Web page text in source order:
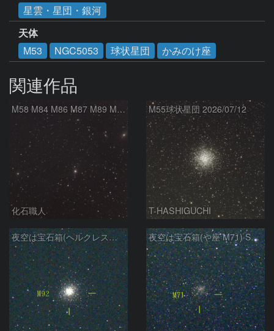
星雲・星団・銀河
天体
M53
NGC5053 球状星団 かみのけ座
関連作品
M58 M84 M86 M87 M89 M90 マルカリアンの銀河鎖 おとめ座 かみのけ座
化石職人
M55球状星団 2026/07/12
T-HASHIGUCHI
夜空は宝石箱(ヘルクレス座 M92) Seestar50 夜空は宝石箱(や座 M71) Seestar50